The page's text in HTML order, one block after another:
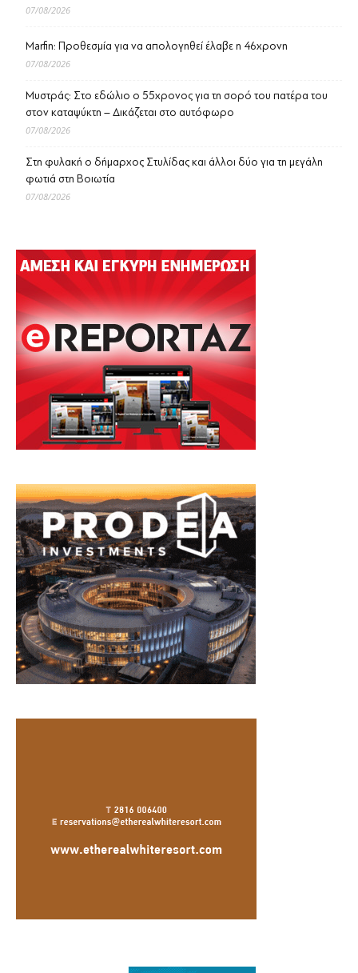
07/08/2026
Marfin: Προθεσμία για να απολογηθεί έλαβε η 46χρονη
07/08/2026
Μυστράς: Στο εδώλιο ο 55χρονος για τη σορό του πατέρα του
στον καταψύκτη – Δικάζεται στο αυτόφωρο
07/08/2026
Στη φυλακή ο δήμαρχος Στυλίδας και άλλοι δύο για τη μεγάλη
φωτιά στη Βοιωτία
07/08/2026